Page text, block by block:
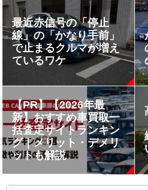
最近赤信号の「停止
線」の「かなり手前」
で止まるクルマが増え
ているワケ
【PR】【2026年最
新】おすすめ車買取一
括査定サイトランキン
グ｜メリット・デメリ
ットも解説